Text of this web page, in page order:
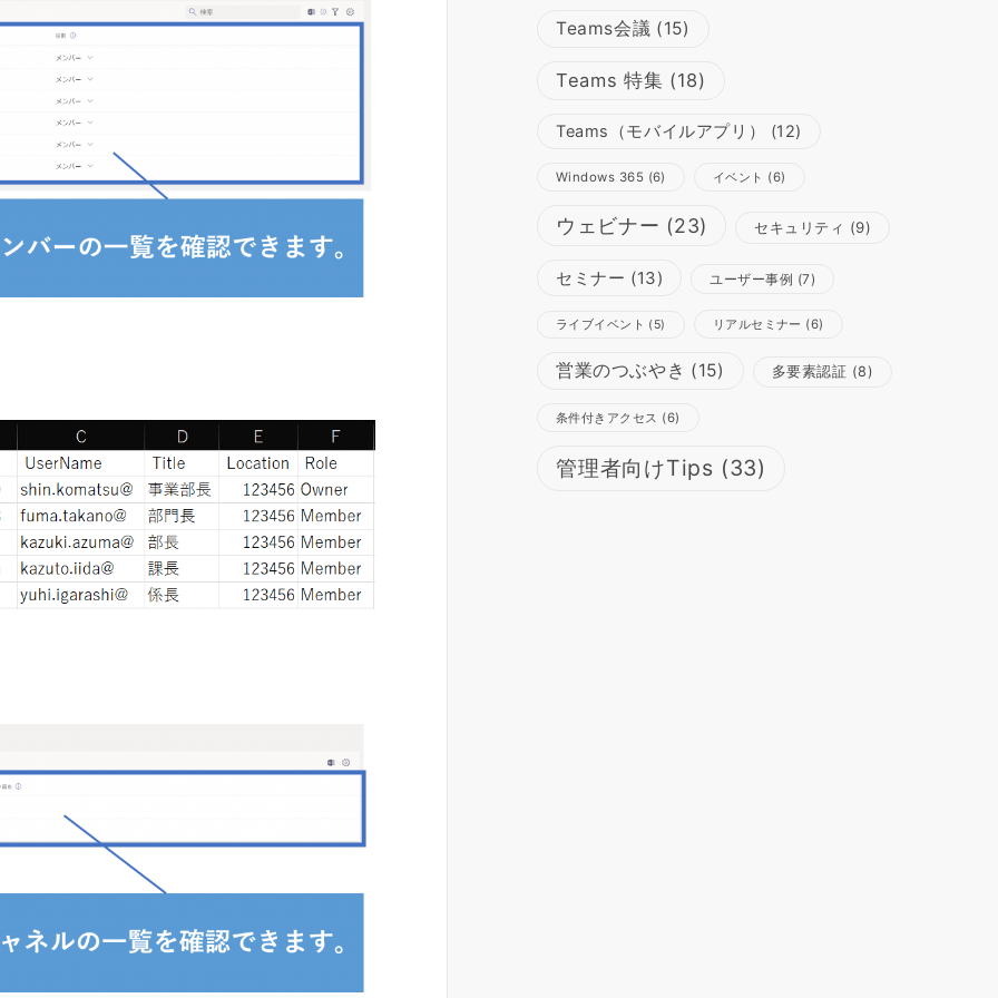
Teams会議 (15)
Teams 特集 (18)
Teams（モバイルアプリ） (12)
Windows 365 (6) イベント (6)
ウェビナー (23) セキュリティ (9)
セミナー (13) ユーザー事例 (7)
ライブイベント (5) リアルセミナー (6)
営業のつぶやき (15) 多要素認証 (8)
条件付きアクセス (6)
管理者向けTips (33)